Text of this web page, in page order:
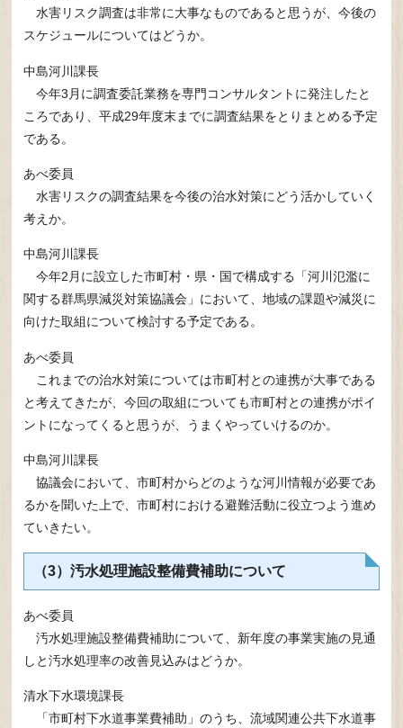
水害リスク調査は非常に大事なものであると思うが、今後の
スケジュールについてはどうか。
中島河川課長
今年3月に調査委託業務を専門コンサルタントに発注したと
ころであり、平成29年度末までに調査結果をとりまとめる予定
である。
あべ委員
水害リスクの調査結果を今後の治水対策にどう活かしていく
考えか。
中島河川課長
今年2月に設立した市町村・県・国で構成する「河川氾濫に
関する群馬県減災対策協議会」において、地域の課題や減災に
向けた取組について検討する予定である。
あべ委員
これまでの治水対策については市町村との連携が大事である
と考えてきたが、今回の取組についても市町村との連携がポイ
ントになってくると思うが、うまくやっていけるのか。
中島河川課長
協議会において、市町村からどのような河川情報が必要であ
るかを聞いた上で、市町村における避難活動に役立つよう進め
ていきたい。
（3）汚水処理施設整備費補助について
あべ委員
汚水処理施設整備費補助について、新年度の事業実施の見通
しと汚水処理率の改善見込みはどうか。
清水下水環境課長
「市町村下水道事業費補助」のうち、流域関連公共下水道事